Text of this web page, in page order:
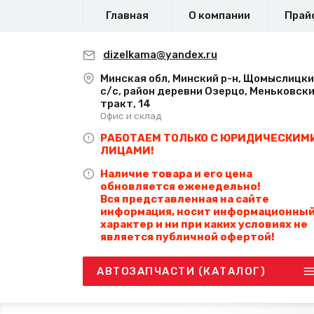
Главная О компании
dizelkama@yandex.ru
Минская обл, Минский р-н,
с/с, район деревни Озерцо,
тракт, 14
Офис и склад
РАБОТАЕМ ТОЛЬКО С
ЛИЦАМИ!
Наличие товара и его цена
обновляется еженедельно!
Вся представленная на сайте
информация, носит информационный
характер и ни при каких условиях не
является публичной офертой!
АВТОЗАПЧАСТИ (КАТАЛОГ)